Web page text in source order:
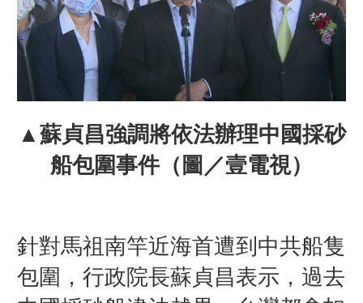
▲蘇貞昌強調將依法辦理中國採砂
船包圍事件（圖／壹電視）
針對馬祖南竿近海首遭到中共船隻
包圍，行政院長蘇貞昌表示，過去